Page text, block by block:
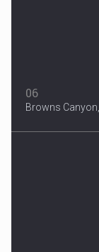
06
Browns